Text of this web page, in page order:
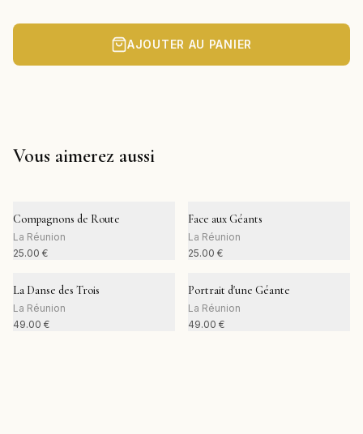
AJOUTER AU PANIER
Vous aimerez aussi
Compagnons de Route
La Réunion
25.00 €
Face aux Géants
La Réunion
25.00 €
La Danse des Trois
La Réunion
49.00 €
Portrait d'une Géante
La Réunion
49.00 €